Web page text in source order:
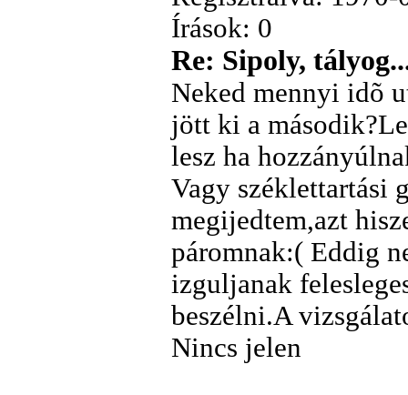
Írások: 0
Re: Sipoly,
Neked mennyi idõ
jött ki a
lesz ha
Vagy széklettartási
megijedtem,azt
páromnak:( Eddig
izguljanak
beszélni.A
Nincs jelen